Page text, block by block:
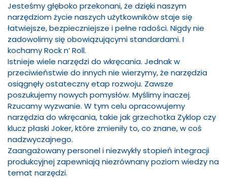
Jesteśmy głęboko przekonani, że dzięki naszym
narzędziom życie naszych użytkowników staje się
łatwiejsze, bezpieczniejsze i pełne radości. Nigdy nie
zadowolimy się obowiązującymi standardami. I
kochamy Rock n’ Roll.
Istnieje wiele narzędzi do wkręcania. Jednak w
przeciwieństwie do innych nie wierzymy, że narzędzia
osiągnęły ostateczny etap rozwoju. Zawsze
poszukujemy nowych pomysłów. Myślimy inaczej.
Rzucamy wyzwanie. W tym celu opracowujemy
narzędzia do wkręcania, takie jak grzechotka Zyklop czy
klucz płaski Joker, które zmieniły to, co znane, w coś
nadzwyczajnego.
Zaangażowany personel i niezwykły stopień integracji
produkcyjnej zapewniają niezrównany poziom wiedzy na
temat narzędzi.